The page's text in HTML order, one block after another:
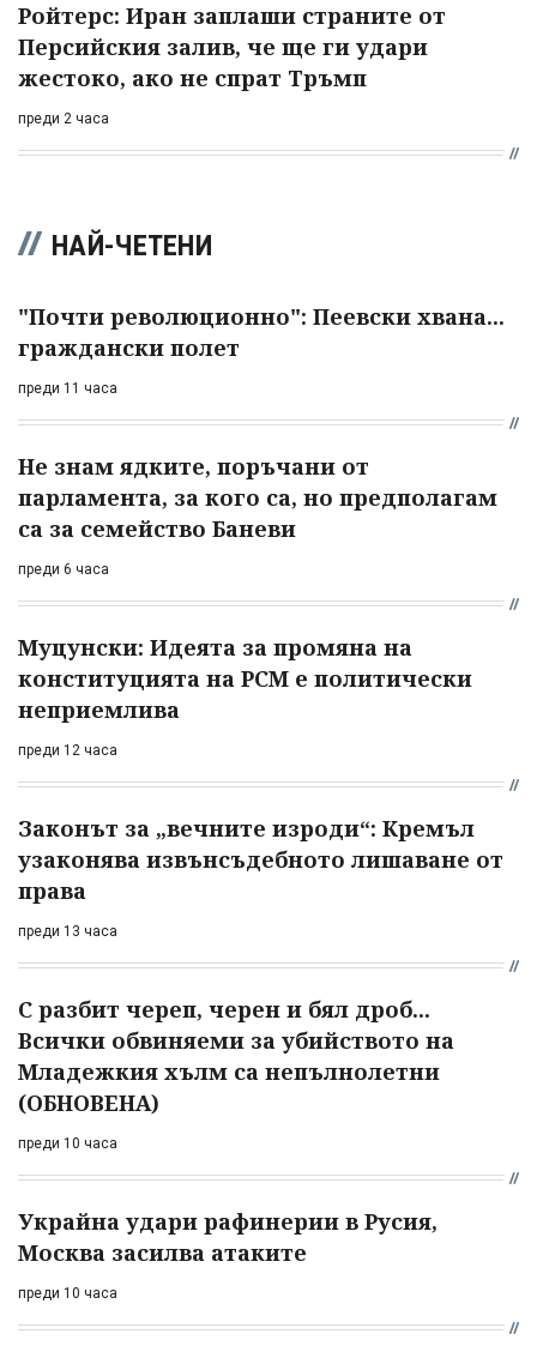
Ройтерс: Иран заплаши страните от
Персийския залив, че ще ги удари
жестоко, ако не спрат Тръмп
преди 2 часа
НАЙ-ЧЕТЕНИ
"Почти революционно": Пеевски хвана...
граждански полет
преди 11 часа
Не знам ядките, поръчани от
парламента, за кого са, но предполагам
са за семейство Баневи
преди 6 часа
Муцунски: Идеята за промяна на
конституцията на РСМ е политически
неприемлива
преди 12 часа
Законът за „вечните изроди“: Кремъл
узаконява извънсъдебното лишаване от
права
преди 13 часа
С разбит череп, черен и бял дроб...
Всички обвиняеми за убийството на
Младежкия хълм са непълнолетни
(ОБНОВЕНА)
преди 10 часа
Украйна удари рафинерии в Русия,
Москва засилва атаките
преди 10 часа